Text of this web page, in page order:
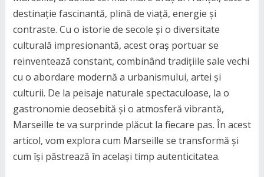
destinație fascinantă, plină de viață, energie și
contraste. Cu o istorie de secole și o diversitate
culturală impresionantă, acest oraș portuar se
reinventează constant, combinând tradițiile sale vechi
cu o abordare modernă a urbanismului, artei și
culturii. De la peisaje naturale spectaculoase, la o
gastronomie deosebită și o atmosferă vibrantă,
Marseille te va surprinde plăcut la fiecare pas. În acest
articol, vom explora cum Marseille se transformă și
cum își păstrează în același timp autenticitatea.